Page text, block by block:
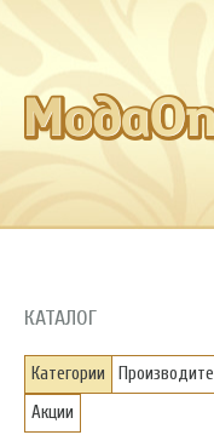
КАТАЛОГ
Категории
Акции